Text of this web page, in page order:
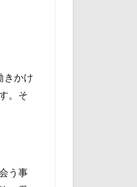
きかけ
。そ
う事